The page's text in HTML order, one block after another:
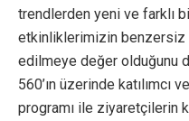
trendlerden yeni ve farklı
etkinliklerimizin benzersiz
edilmeye değer olduğunu
560’ın üzerinde katılımcı
programı ile ziyaretçilerin